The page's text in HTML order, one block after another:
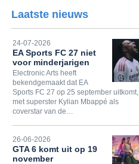
Laatste nieuws
24-07-2026
EA Sports FC 27 niet
voor minderjarigen
Electronic Arts heeft
bekendgemaakt dat EA
Sports FC 27 op 25 september uitkomt,
met superster Kylian Mbappé als
coverstar van de…
26-06-2026
GTA 6 komt uit op 19
november